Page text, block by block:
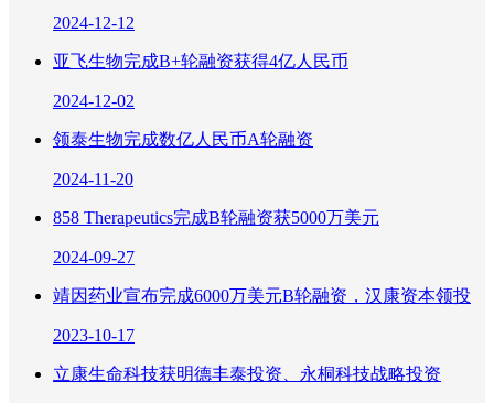
2024-12-12
亚飞生物完成B+轮融资获得4亿人民币
2024-12-02
领泰生物完成数亿人民币A轮融资
2024-11-20
858 Therapeutics完成B轮融资获5000万美元
2024-09-27
靖因药业宣布完成6000万美元B轮融资，汉康资本领投
2023-10-17
立康生命科技获明德丰泰投资、永桐科技战略投资